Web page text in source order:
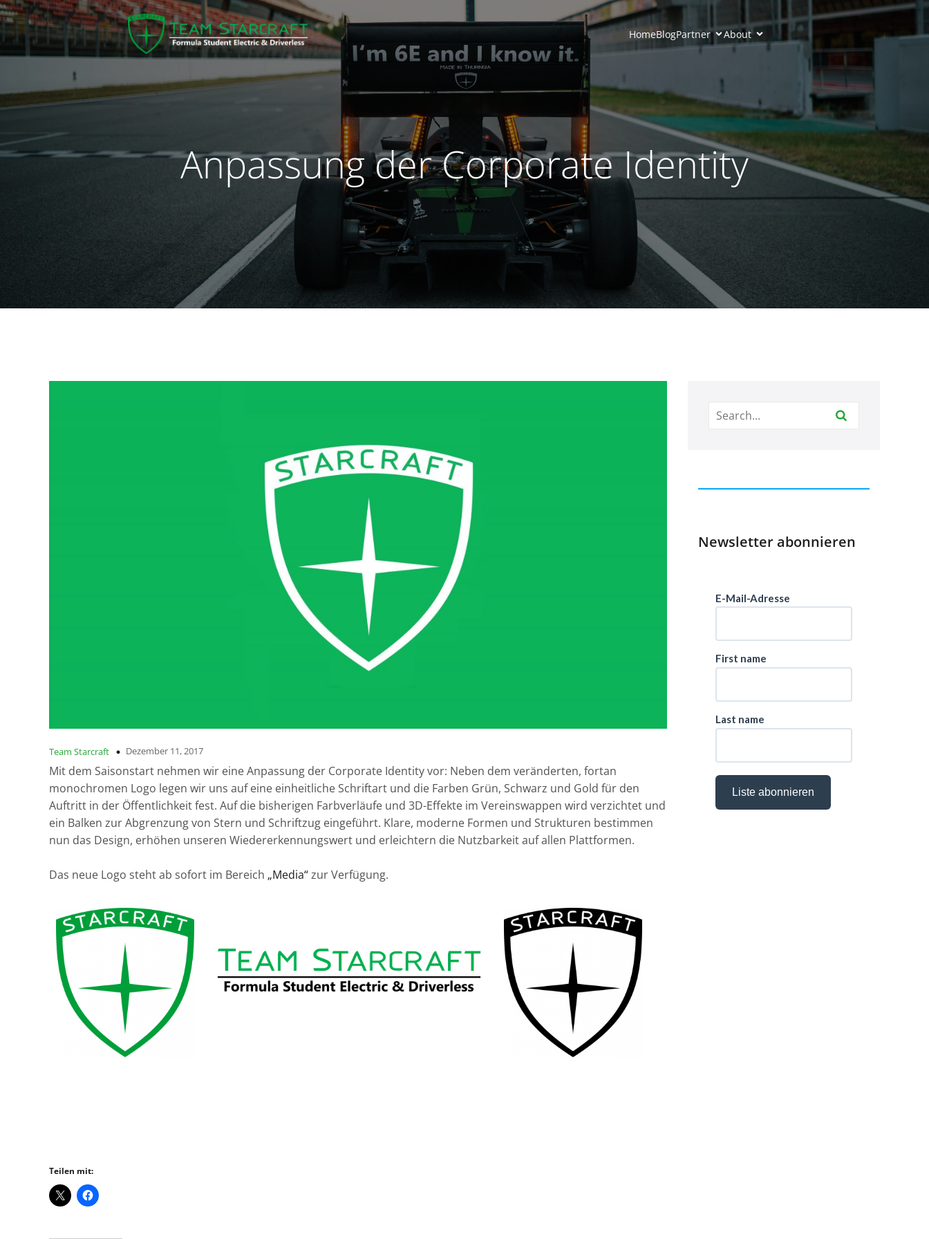
HomeBlogPartner About
Anpassung der Corporate Identity
Team Starcraft Dezember 11, 2017
Mit dem Saisonstart nehmen wir eine Anpassung der Corporate Identity vor: Neben dem veränderten, fortan
monochromen Logo legen wir uns auf eine einheitliche Schriftart und die Farben Grün, Schwarz und Gold für den
Auftritt in der Öffentlichkeit fest. Auf die bisherigen Farbverläufe und 3D-Effekte im Vereinswappen wird verzichtet und
ein Balken zur Abgrenzung von Stern und Schriftzug eingeführt. Klare, moderne Formen und Strukturen bestimmen
nun das Design, erhöhen unseren Wiedererkennungswert und erleichtern die Nutzbarkeit auf allen Plattformen.
Das neue Logo steht ab sofort im Bereich „Media“zur Verfügung.
Teilen mit:
Newsletter abonnieren